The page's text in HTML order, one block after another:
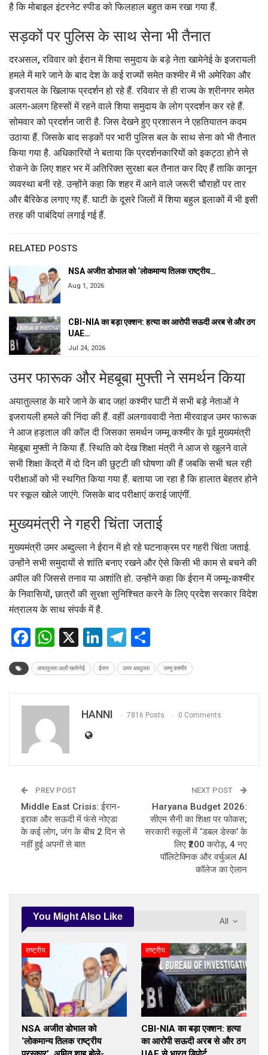
है कि मोबाइल इंटरनेट स्पीड को फिलहाल बहुत कम रखा गया हैं.
सड़कों पर पुलिस के साथ सेना भी तैनात
दरअसल, रविवार को ईरान में शिया समुदाय के बड़े नेता खामेनेई के इजरायली
हमले में मारे जाने के बाद देश के कई राज्यों समेत कश्मीर में भी अमेरिका और
इजरायल के खिलाफ प्रदर्शन हो रहे हैं. रविवार से ही राज्य के श्रीनगर समेत
अलग-अलग हिस्सों में रहने वाले शिया समुदाय के लोग प्रदर्शन कर रहे हैं.
सोमवार को प्रदर्शन जारी है. जिस देखने हुए प्रशासन ने एहतियातन कदम
उठाया हैं. जिसके बाद सड़कों पर भारी पुलिस बल के साथ सेना को भी तैनात
किया गया है. अधिकारियों ने बताया कि प्रदर्शनकारियों को इकट्ठा होने से
रोकने के लिए शहर भर में अतिरिक्त सुरक्षा बल तैनात कर दिए हैं ताकि कानून
व्यवस्था बनी रहे. उन्होंने कहा कि शहर में आने वाले जरूरी चौराहों पर तार
और बैरिकेड लगाए गए हैं. घाटी के दूसरे जिलों में शिया बहुल इलाकों में भी इसी
तरह की पाबंदियां लगाई गई हैं.
RELATED POSTS
NSA अजीत डोभाल को ‘लोकमान्य तिलक राष्ट्रीय…
Aug 1, 2026
CBI-NIA का बड़ा एक्शन: हत्या का आरोपी सऊदी अरब से और ठग
UAE…
Jul 24, 2026
उमर फारूक और मेहबूबा मुफ्ती ने समर्थन किया
अयातुल्लाह के मारे जाने के बाद जहां कश्मीर घाटी में सभी बड़े नेताओं ने
इजरायली हमले की निंदा की हैं. वहीं अलगाववादी नेता मीरवाइज उमर फारूक
ने आज हड़ताल की कॉल दी जिसका समर्थन जम्मू कश्मीर के पूर्व मुख्यमंत्री
मेहबूबा मुफ्ती ने किया हैं. स्थिति को देख शिक्षा मंत्री ने आज से खुलने वाले
सभी शिक्षा केंद्रों में दो दिन की छुट्टी की घोषणा की हैं जबकि सभी चल रही
परीक्षाओं को भी स्थगित किया गया हैं. बताया जा रहा है कि हालात बेहतर होने
पर स्कूल खोले जाएंगे. जिसके बाद परीक्षाएं कराई जाएंगीं.
मुख्यमंत्री ने गहरी चिंता जताई
मुख्यमंत्री उमर अब्दुल्ला ने ईरान में हो रहे घटनाक्रम पर गहरी चिंता जताई.
उन्होंने सभी समुदायों से शांति बनाए रखने और ऐसे किसी भी काम से बचने की
अपील की जिससे तनाव या अशांति हो. उन्होंने कहा कि ईरान में जम्मू-कश्मीर
के निवासियों, छात्रों की सुरक्षा सुनिश्चित करने के लिए प्रदेश सरकार विदेश
मंत्रालय के साथ संपर्क में है.
Facebook
WhatsApp
X LinkedIn
Telegram
अयातुल्ला अली खामेनेई ईरान उमर अब्दुल्ला जम्मू कश्मीर
HANNI 7816 Posts 0 Comments
PREV POST
Middle East Crisis: ईरान-
इराक और सऊदी में फंसे नोएडा
के कई लोग, जंग के बीच 2 दिन से
नहीं हुई अपनों से बात
NEXT POST
Haryana Budget 2026:
सीएम सैनी का शिक्षा पर फोकस;
सरकारी स्कूलों में ‘डबल डेस्क’ के
लिए ₹200 करोड़, 4 नए
पॉलिटेक्निक और वर्चुअल AI
कॉलेज का ऐलान
All
You Might Also Like
राष्ट्रीय
NSA अजीत डोभाल को
‘लोकमान्य तिलक राष्ट्रीय
राष्ट्रीय
CBI-NIA का बड़ा एक्शन: हत्या
का आरोपी सऊदी अरब से और ठग